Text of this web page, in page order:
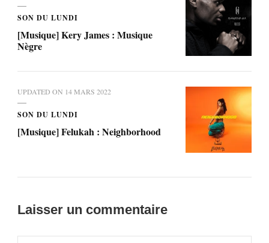
SON DU LUNDI
[Musique] Kery James : Musique
Nègre
UPDATED ON 14 MARS 2022
SON DU LUNDI
[Musique] Felukah : Neighborhood
Laisser un commentaire